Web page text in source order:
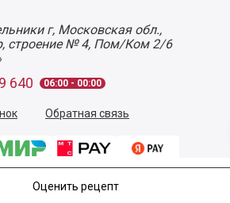
Оценить рецепт
г, Московская обл.,
строение № 4, Пом/Ком 2/6
640 06:00 - 00:00
Обратная связь